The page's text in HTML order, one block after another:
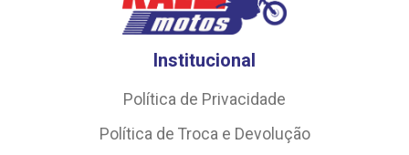
Institucional
Política de Privacidade
Política de Troca e Devolução